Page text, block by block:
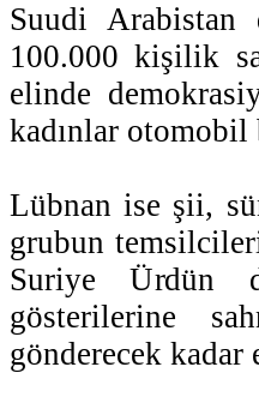
Suudi Arabistan
100.000 kişilik
elinde
kadınlar otomobil
Lübnan ise şii,
grubun
Suriye Ürdün
gösterilerine
gönderecek kadar